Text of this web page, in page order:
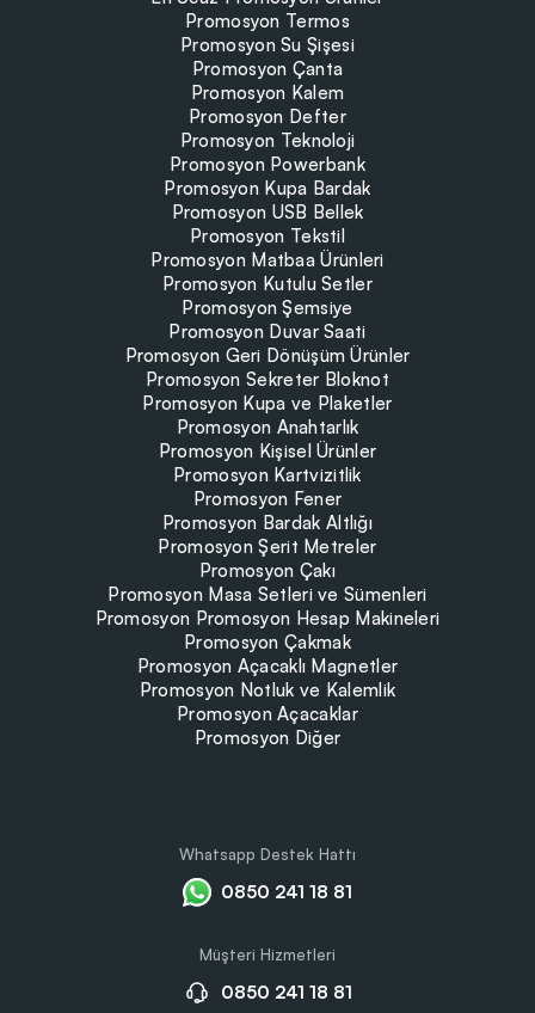
Promosyon Termos
Promosyon Su Şişesi
Promosyon Çanta
Promosyon Kalem
Promosyon Defter
Promosyon Teknoloji
Promosyon Powerbank
Promosyon Kupa Bardak
Promosyon USB Bellek
Promosyon Tekstil
Promosyon Matbaa Ürünleri
Promosyon Kutulu Setler
Promosyon Şemsiye
Promosyon Duvar Saati
Promosyon Geri Dönüşüm Ürünler
Promosyon Sekreter Bloknot
Promosyon Kupa ve Plaketler
Promosyon Anahtarlık
Promosyon Kişisel Ürünler
Promosyon Kartvizitlik
Promosyon Fener
Promosyon Bardak Altlığı
Promosyon Şerit Metreler
Promosyon Çakı
Promosyon Masa Setleri ve Sümenleri
Promosyon Promosyon Hesap Makineleri
Promosyon Çakmak
Promosyon Açacaklı Magnetler
Promosyon Notluk ve Kalemlik
Promosyon Açacaklar
Promosyon Diğer
Whatsapp Destek Hattı
0850 241 18 81
Müşteri Hizmetleri
0850 241 18 81